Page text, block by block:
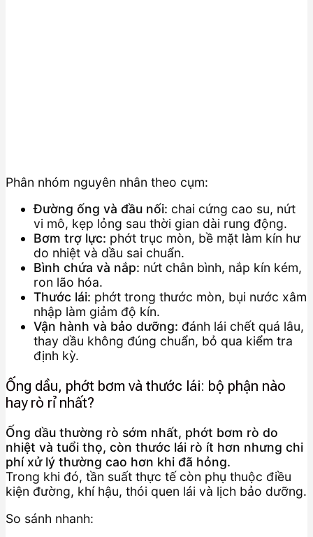
Phân nhóm nguyên nhân theo cụm:
Đường ống và đầu nối: chai cứng cao su, nứt
vi mô, kẹp lỏng sau thời gian dài rung động.
Bơm trợ lực: phớt trục mòn, bề mặt làm kín hư
do nhiệt và dầu sai chuẩn.
Bình chứa và nắp: nứt chân bình, nắp kín kém,
ron lão hóa.
Thước lái: phớt trong thước mòn, bụi nước xâm
nhập làm giảm độ kín.
Vận hành và bảo dưỡng: đánh lái chết quá lâu,
thay dầu không đúng chuẩn, bỏ qua kiểm tra
định kỳ.
Ống dầu, phớt bơm và thước lái: bộ phận nào
hay rò rỉ nhất?
Ống dầu thường rò sớm nhất, phớt bơm rò do
nhiệt và tuổi thọ, còn thước lái rò ít hơn nhưng chi
phí xử lý thường cao hơn khi đã hỏng.
Trong khi đó, tần suất thực tế còn phụ thuộc điều
kiện đường, khí hậu, thói quen lái và lịch bảo dưỡng.
So sánh nhanh: